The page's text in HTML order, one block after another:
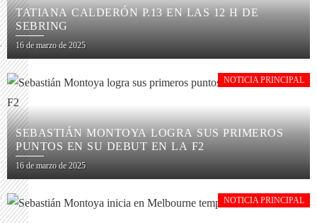
TATIANA CALDERÓN P.13 EN LAS 12 H DE
SEBRING
16 de marzo de 2025
NOTICIA PRINCIPAL
SEBASTIÁN MONTOYA LOGRA SUS PRIMEROS
PUNTOS EN SU DEBUT EN LA F2
16 de marzo de 2025
NOTICIA PRINCIPAL